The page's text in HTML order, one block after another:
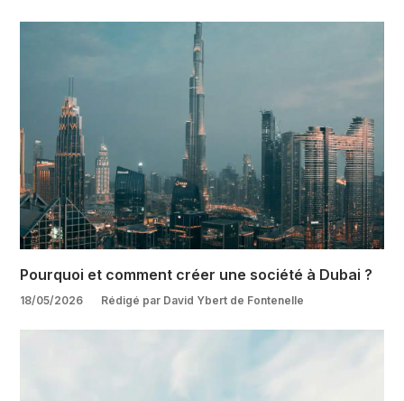
Pourquoi et comment créer une société à Dubai ?
18/05/2026 Rédigé par David Ybert de Fontenelle